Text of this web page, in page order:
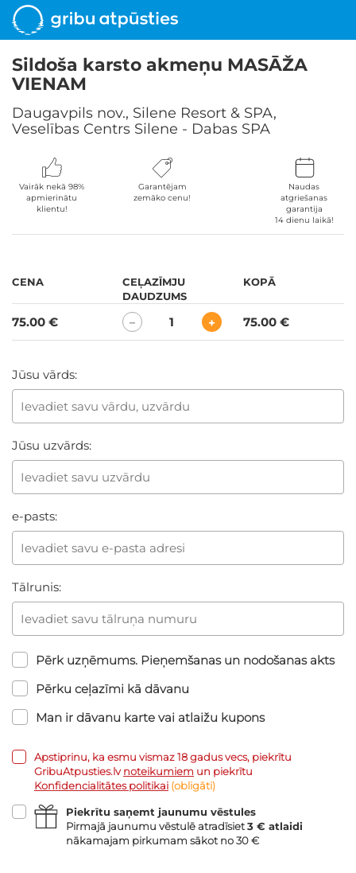
Sildoša karsto akmeņu MASĀŽA
VIENAM
Daugavpils nov., Silene Resort & SPA,
Veselības Centrs Silene - Dabas SPA
Vairāk nekā 98%
apmierinātu
klientu!
Garantējam
zemāko cenu!
Naudas
atgriešanas
garantija
14 dienu laikā!
CENA
CEĻAZĪMJU
DAUDZUMS
KOPĀ
75.00 € − 1 + 75.00 €
Jūsu vārds:
Jūsu uzvārds:
e-pasts:
Tālrunis:
Pērk uzņēmums. Pieņemšanas un nodošanas akts
Pērku ceļazīmi kā dāvanu
Man ir dāvanu karte vai atlaižu kupons
Apstiprinu, ka esmu vismaz 18 gadus vecs, piekrītu
GribuAtpusties.lvnoteikumiem un piekrītu
Konfidencialitātes politikai (obligāti)
Piekrītu saņemt jaunumu vēstules
Pirmajā jaunumu vēstulē atradīsiet3 € atlaidi
nākamajam pirkumam sākot no 30 €